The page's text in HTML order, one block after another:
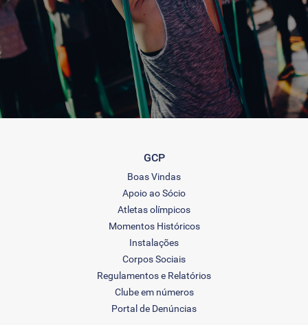
GCP
Boas Vindas
Apoio ao Sócio
Atletas olímpicos
Momentos Históricos
Instalações
Corpos Sociais
Regulamentos e Relatórios
Clube em números
Portal de Denúncias